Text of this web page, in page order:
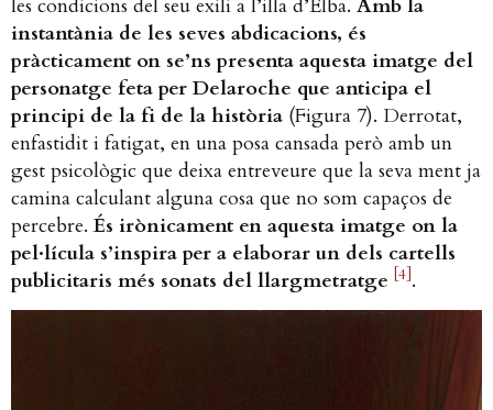
les condicions del seu exili a l’illa d’Elba. Amb la
instantània de les seves abdicacions, és
pràcticament on se’ns presenta aquesta imatge del
personatge feta per Delaroche que anticipa el
principi de la fi de la història (Figura 7). Derrotat,
enfastidit i fatigat, en una posa cansada però amb un
gest psicològic que deixa entreveure que la seva ment ja
camina calculant alguna cosa que no som capaços de
percebre.És irònicament en aquesta imatge on la
pel·lícula s’inspira per a elaborar un dels cartells
publicitaris més sonats del llargmetratge [4] .